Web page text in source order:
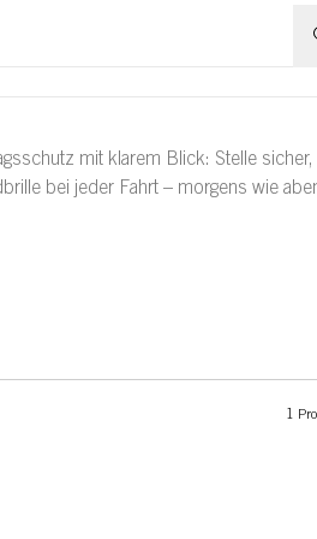
mit klarem Blick: Stelle
bei jeder Fahrt – morgens wie
1